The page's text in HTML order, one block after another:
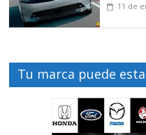
11 de
Tu marca puede